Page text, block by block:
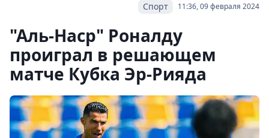
11:36, 09 февраля 2024
Спорт
"Аль-Наср" Роналду
проиграл в решающем
матче Кубка Эр-Рияда